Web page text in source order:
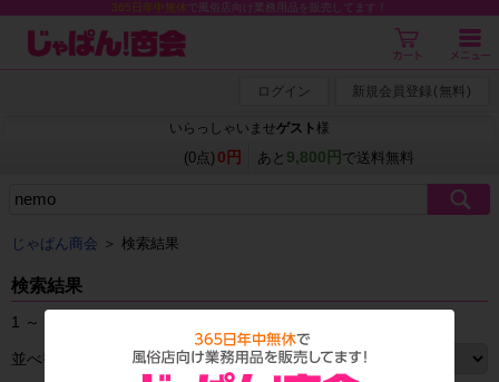
365日年中無休で風俗店向け業務用品を販売してます！
ログイン 新規会員登録 ( 無料 )
いらっしゃいませ ゲスト様
(0点) 0円 あと 9,800円 で送料無料
じゃぱん商会 ＞ 検索結果
検索結果
1 ～ 11 件目を表示しています。（全11件）
並べ替え